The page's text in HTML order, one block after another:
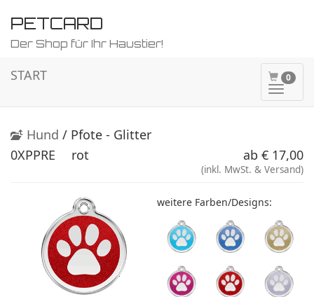
PETCARD
Der Shop für Ihr Haustier!
0
ein-/
START
Hund / Pfote - Glitter
0XPPRE
rot ab € 17,00
(inkl. MwSt. & Versand)
weitere Farben/Designs: